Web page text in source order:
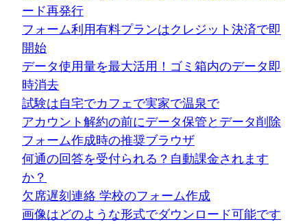
ード再発行
フォーム利用有料プランはクレジット決済で即
開始
データ使用量を最大活用！ゴミ箱内のデータ即
時消去
試験は自宅でカフェで実家で温泉で
アカウント解約の前にデータ保管とデータ削除
フォーム作成時の推奨ブラウザ
何通の回答を受付られる？自動課金されます
か？
欠席遅刻連絡 学校のフォーム作成
画像はどのような形式でダウンロード可能です